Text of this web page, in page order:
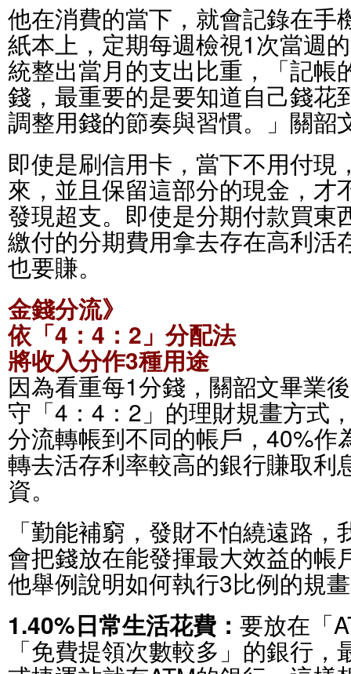
他在消費的當下，就會記錄在手
紙本上，定期每週檢視1次當週
統整出當月的支出比重，「記帳
錢，最重要的是要知道自己錢花
調整用錢的節奏與習慣。」關韶
即使是刷信用卡，當下不用付現
來，並且保留這部分的現金，才
發現超支。即使是分期付款買東
繳付的分期費用拿去存在高利活
也要賺。
金錢分流》
依「4：4：2」分配法
將收入分作3種用途
因為看重每1分錢，關韶文畢業
守「4：4：2」的理財規畫方式
分流轉帳到不同的帳戶，40%作
轉去活存利率較高的銀行賺取利
資。
「勤能補窮，發財不怕繞遠路
會把錢放在能發揮最大效益的帳
他舉例說明如何執行3比例的規
1.40%日常生活花費： 要放在「
「免費提領次數較多」的銀行